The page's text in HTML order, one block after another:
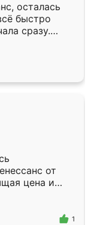
осталась
быстро
сразу.
подошёл к
Собрали
даже
от
цена и
Приехавший
1